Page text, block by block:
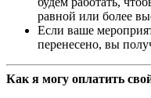
равной или более
Если ваше
перенесено, вы
Как я могу оплатить